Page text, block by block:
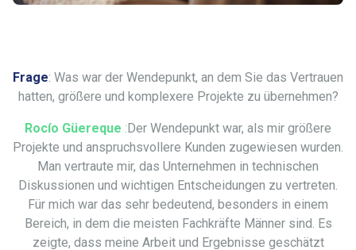
Frage: Was war der Wendepunkt, an dem Sie das Vertrauen
hatten, größere und komplexere Projekte zu übernehmen?
Rocío Güereque :Der Wendepunkt war, als mir größere
Projekte und anspruchsvollere Kunden zugewiesen wurden.
Man vertraute mir, das Unternehmen in technischen
Diskussionen und wichtigen Entscheidungen zu vertreten.
Für mich war das sehr bedeutend, besonders in einem
Bereich, in dem die meisten Fachkräfte Männer sind. Es
zeigte, dass meine Arbeit und Ergebnisse geschätzt